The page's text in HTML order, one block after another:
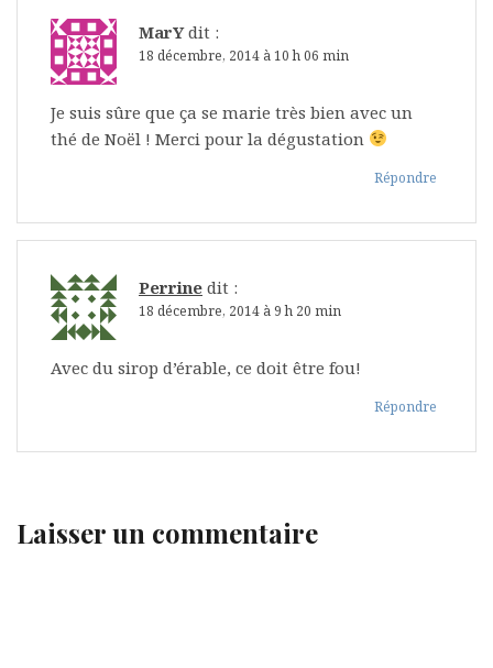
MarY dit :
18 décembre, 2014 à 10 h 06 min
Je suis sûre que ça se marie très bien avec un
thé de Noël ! Merci pour la dégustation
Répondre
Perrine dit :
18 décembre, 2014 à 9 h 20 min
Avec du sirop d’érable, ce doit être fou!
Répondre
Laisser un commentaire